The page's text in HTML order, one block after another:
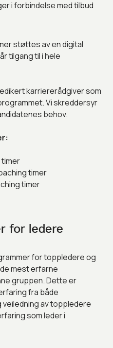
i forbindelse med tilbud
støttes av en digital
tilgang til i hele
karriererådgiver som
Vi skreddersyr
behov.
timer
timer
timer
for ledere
for toppledere og
mest erfarne
gruppen. Dette er
fra både
av toppledere
som leder i